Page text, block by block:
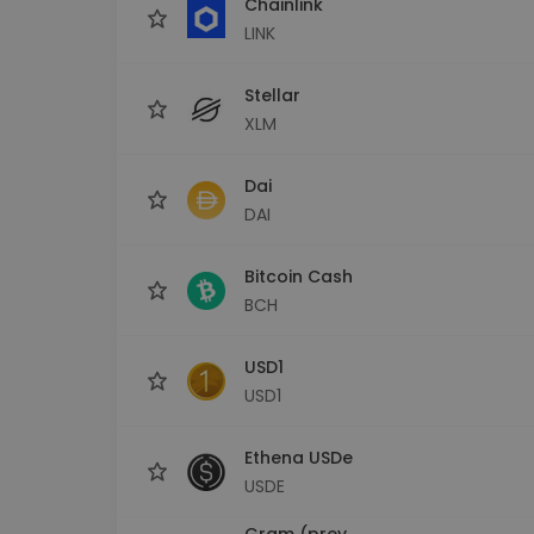
LINK
Stellar
XLM
Dai
DAI
Bitcoin Cash
BCH
USD1
USD1
Ethena USDe
USDE